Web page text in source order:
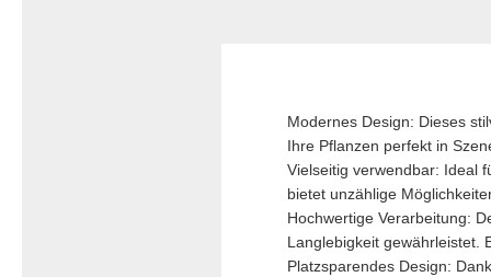
Modernes Design: Dieses
Ihre Pflanzen perfekt in
Vielseitig verwendbar: Ideal
bietet unzählige
Hochwertige Verarbeitung:
Langlebigkeit gewährleistet.
Platzsparendes Design: